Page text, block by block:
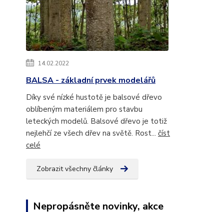
14.02.2022
BALSA - základní prvek modelářů
Díky své nízké hustotě je balsové dřevo
oblíbeným materiálem pro stavbu
leteckých modelů. Balsové dřevo je totiž
nejlehčí ze všech dřev na světě. Rost... číst
celé
Zobrazit všechny články
Nepropásněte novinky, akce